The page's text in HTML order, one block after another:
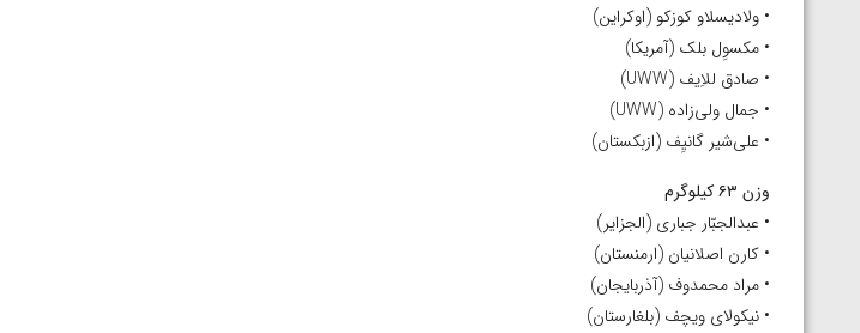
• ولادیسلاو کوزکو (اوکراین)
• مکسوِل بلک (آمریکا)
• صادق للاِیف (UWW)
• جمال ولی‌زاده (UWW)
• علی‌شیر گانیِف (ازبکستان)
وزن ۶۳ کیلوگرم
• عبدالجبّار جبارى (الجزایر)
• کارن اصلانیان (ارمنستان)
• مراد محمدوف (آذربایجان)
• نیکولای ویچف (بلغارستان)